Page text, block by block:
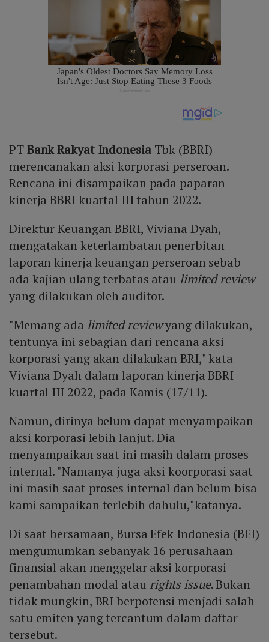
PTBank Rakyat Indonesia Tbk (BBRI)
merencanakan aksi korporasi perseroan.
Rencana ini disampaikan pada paparan
kinerja BBRI kuartal III tahun 2022.
Direktur Keuangan BBRI, Viviana Dyah,
mengatakan keterlambatan penerbitan
laporan kinerja keuangan perseroan sebab
ada kajian ulang terbatas atau limited review
yang dilakukan oleh auditor.
"Memang ada limited reviewyang dilakukan,
tentunya ini sebagian dari rencana aksi
korporasi yang akan dilakukan BRI," kata
Viviana Dyah dalam laporan kinerja BBRI
kuartal III 2022, pada Kamis (17/11).
Namun, dirinya belum dapat menyampaikan
aksi korporasi lebih lanjut. Dia
menyampaikan saat ini masih dalam proses
internal. "Namanya juga aksi koorporasi saat
ini masih saat proses internal dan belum bisa
kami sampaikan terlebih dahulu,"katanya.
Di saat bersamaan, Bursa Efek Indonesia (BEI)
mengumumkan sebanyak 16 perusahaan
finansial akan menggelar aksi korporasi
penambahan modal atau rights issue. Bukan
tidak mungkin, BRI berpotensi menjadi salah
satu emiten yang tercantum dalam daftar
tersebut.